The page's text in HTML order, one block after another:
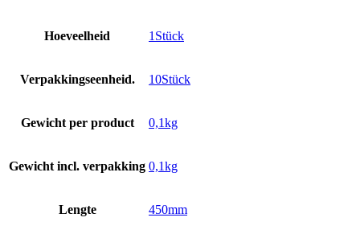
Hoeveelheid 1Stück
Verpakkingseenheid. 10Stück
Gewicht per product 0,1kg
Gewicht incl. verpakking 0,1kg
Lengte 450mm